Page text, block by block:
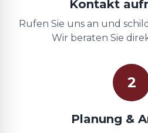
Kontakt
Rufen Sie uns an und
Wir beraten Sie
2
Planung &